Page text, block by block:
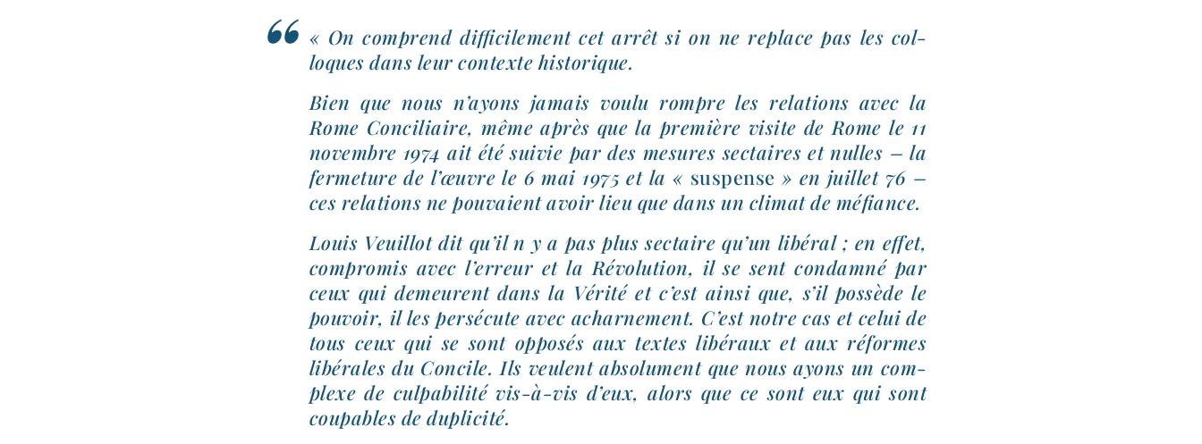
« On com­prend dif­fi­ci­le­ment cet arrêt si on ne replace pas les col­
loques dans leur contexte historique.
Bien que nous n’ayons jamais vou­lu rompre les rela­tions avec la
Rome Conciliaire, même après que la pre­mière visite de Rome le 11
novembre 1974 ait été sui­vie par des mesures sec­taires et nulles – la
fer­me­ture de l’œuvre le 6 mai 1975 et la « sus­pense » en juillet 76 –
ces rela­tions ne pou­vaient avoir lieu que dans un cli­mat de méfiance.
Louis Veuillot dit qu’il n y a pas plus sec­taire qu’un libé­ral ; en effet,
compro­mis avec l’er­reur et la Révolution, il se sent condam­né par
ceux qui demeurent dans la Vérité et c’est ain­si que, s’il pos­sède le
pou­voir, il les per­sé­cute avec acharne­ment. C’est notre cas et celui de
tous ceux qui se sont oppo­sés aux textes libé­raux et aux réformes
libé­rales du Concile. Ils veulent abso­lu­ment que nous ayons un com­
plexe de culpa­bi­li­té vis-​à-​vis d’eux, alors que ce sont eux qui sont
cou­pables de duplicité.